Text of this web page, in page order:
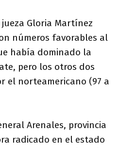
Gloria Martínez
números favorables al
había dominado la
pero los otros dos
el norteamericano (97 a
Arenales, provincia
radicado en el estado